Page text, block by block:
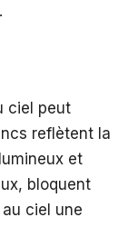
ciel peut
reflètent la
et
bloquent
ciel une